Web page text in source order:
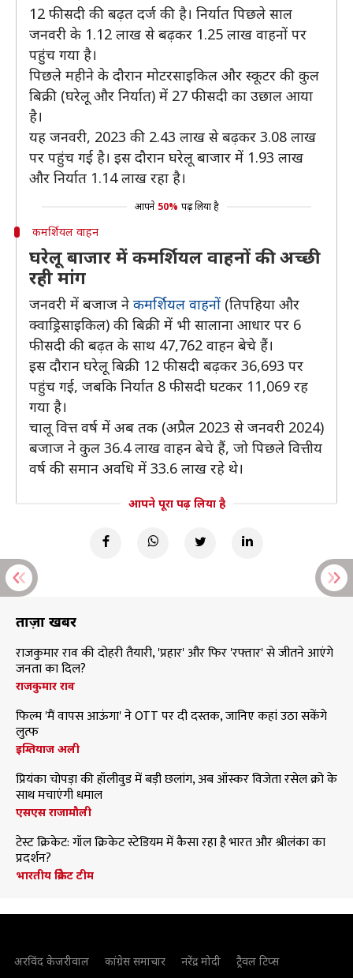
12 फीसदी की बढ़त दर्ज की है। निर्यात पिछले साल
जनवरी के 1.12 लाख से बढ़कर 1.25 लाख वाहनों पर
पहुंच गया है।
पिछले महीने के दौरान मोटरसाइकिल और स्कूटर की कुल
बिक्री (घरेलू और निर्यात) में 27 फीसदी का उछाल आया
है।
यह जनवरी, 2023 की 2.43 लाख से बढ़कर 3.08 लाख
पर पहुंच गई है। इस दौरान घरेलू बाजार में 1.93 लाख
और निर्यात 1.14 लाख रहा है।
आपने 50% पढ़ लिया है
कमर्शियल वाहन
घरेलू बाजार में कमर्शियल वाहनों की अच्छी
रही मांग
जनवरी में बजाज ने कमर्शियल वाहनों (तिपहिया और
क्वाड्रिसाइकिल) की बिक्री में भी सालाना आधार पर 6
फीसदी की बढ़त के साथ 47,762 वाहन बेचे हैं।
इस दौरान घरेलू बिक्री 12 फीसदी बढ़कर 36,693 पर
पहुंच गई, जबकि निर्यात 8 फीसदी घटकर 11,069 रह
गया है।
चालू वित्त वर्ष में अब तक (अप्रैल 2023 से जनवरी 2024)
बजाज ने कुल 36.4 लाख वाहन बेचे हैं, जो पिछले वित्तीय
वर्ष की समान अवधि में 33.6 लाख रहे थे।
आपने पूरा पढ़ लिया है
ताज़ा खबरें
राजकुमार राव की दोहरी तैयारी, 'प्रहार' और फिर 'रफ्तार' से जीतने आएंगे
जनता का दिल?
राजकुमार राव
फिल्म 'मैं वापस आऊंगा' ने OTT पर दी दस्तक, जानिए कहां उठा सकेंगे
लुत्फ
इम्तियाज अली
प्रियंका चोपड़ा की हॉलीवुड में बड़ी छलांग, अब ऑस्कर विजेता रसेल क्रो के
साथ मचाएंगी धमाल
एसएस राजामौली
टेस्ट क्रिकेट: गॉल क्रिकेट स्टेडियम में कैसा रहा है भारत और श्रीलंका का
प्रदर्शन?
भारतीय क्रिकेट टीम
अरविंद केजरीवाल कांग्रेस समाचार नरेंद्र मोदी ट्रैवल टिप्स